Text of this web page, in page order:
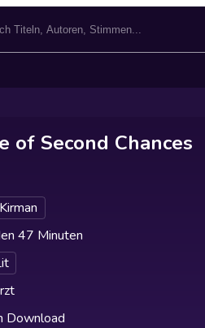
of Second Chances
47 Minuten
Download